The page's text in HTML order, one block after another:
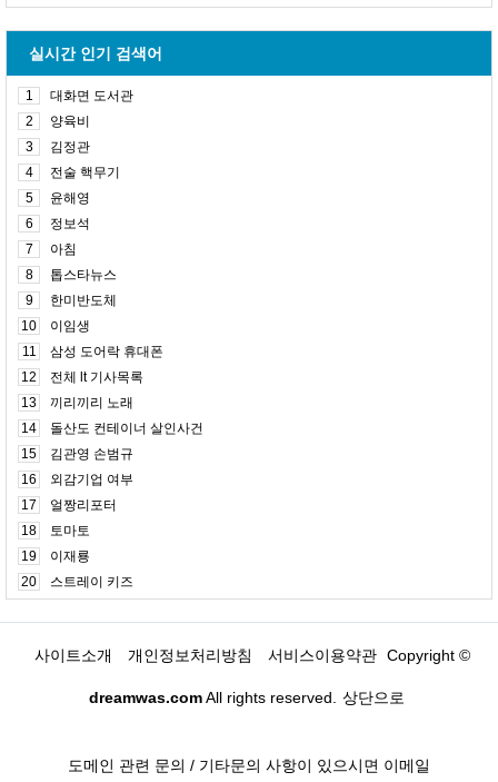
실시간 인기 검색어
1
대화면 도서관
2
양육비
3
김정관
4
전술 핵무기
5
윤해영
6
정보석
7
아침
8
톱스타뉴스
9
한미반도체
10
이임생
11
삼성 도어락 휴대폰
12
전체 lt 기사목록
13
끼리끼리 노래
14
돌산도 컨테이너 살인사건
15
김관영 손범규
16
외감기업 여부
17
얼짱리포터
18
토마토
19
이재룡
20
스트레이 키즈
사이트소개 개인정보처리방침 서비스이용약관 Copyright ©
dreamwas.comAll rights reserved. 상단으로
도메인 관련 문의 / 기타문의 사항이 있으시면 이메일